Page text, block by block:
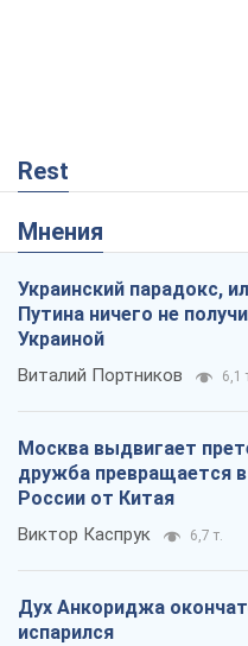
Rest
Мнения
Украинский парадокс,
Путина ничего не
Украиной
Виталий Портников 6,1
Москва выдвигает
дружба превращается
России от Китая
Виктор Каспрук 6,7 т.
Дух Анкориджа
испарился